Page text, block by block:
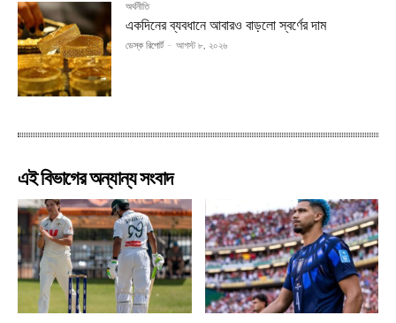
অর্থনীতি
একদিনের ব্যবধানে আবারও বাড়লো স্বর্ণের দাম
ডেস্ক রিপোর্ট - আগস্ট ৮, ২০২৬
এই বিভাগের অন্যান্য সংবাদ